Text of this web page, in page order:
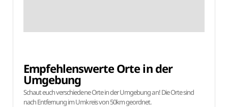
Empfehlenswerte Orte in der
Umgebung
Schaut euch verschiedene Orte in der Umgebung an! Die Orte sind
nach Entfernung im Umkreis von 50km geordnet.